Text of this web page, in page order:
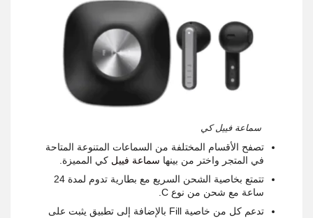
سماعة فييل كي
تصفح الأقسام المختلفة من السماعات المتنوعة المتاحة
في المتجر واختر من بينها سماعة فييل كي المميزة.
تتمتع بخاصية الشحن السريع مع بطارية تدوم لمدة 24
ساعة مع شحن من نوع C.
تدعم كل من خاصية Fill بالإضافة إلى تطبيق يثبت على